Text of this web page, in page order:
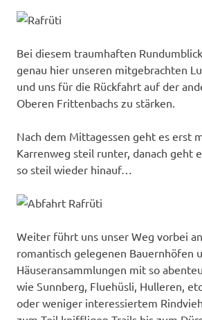
Bei diesem traumhaften
genau hier unseren mitgebrachten
und uns für die Rückfahrt auf der
Oberen Frittenbachs zu stärken.
Nach dem Mittagessen geht es erst
Karrenweg steil runter, danach geht
so steil wieder hinauf…
Weiter führt uns unser Weg vorbei
romantisch gelegenen Bauernhöfen
Häuseransammlungen mit so
wie Sunnberg, Fluehüsli, Hulleren,
oder weniger interessiertem